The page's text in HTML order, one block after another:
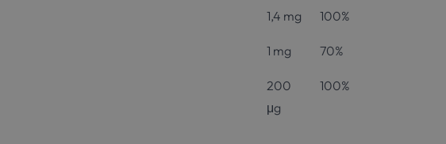
1,4 mg 100%
1 mg 70%
200
μg
100%